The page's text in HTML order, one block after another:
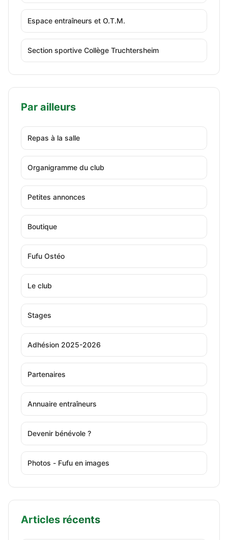
Espace entraîneurs et O.T.M.
Section sportive Collège Truchtersheim
Par ailleurs
Repas à la salle
Organigramme du club
Petites annonces
Boutique
Fufu Ostéo
Le club
Stages
Adhésion 2025-2026
Partenaires
Annuaire entraîneurs
Devenir bénévole ?
Photos - Fufu en images
Articles récents